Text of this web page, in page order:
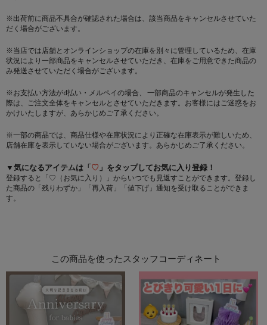
※出荷前に商品不具合が確認された場合は、該当商品をキャンセルさせていた
だく場合がございます。
※当店では店舗とオンラインショップの在庫を別々に管理しているため、在庫
状況により一部商品をキャンセルさせていただき、在庫をご用意できた商品の
み発送させていただく場合がございます。
※お支払い方法がd払い・メルペイの場合、 一部商品のキャンセルが発生した
際は、ご注文全体をキャンセルとさせていただきます。お客様にはご迷惑をお
かけいたしますが、あらかじめご了承ください。
※一部の商品では、商品仕様や在庫状況により正確な在庫表示が難しいため、
店舗在庫を表示していない場合がございます。あらかじめご了承ください。
▼気になるアイテムは「♡ 」をタップしてお気に入り登録！
登録すると「♡（お気に入り）」からいつでも見返すことができます。登録し
た商品の「残りわずか」「再入荷」「値下げ」通知を受け取ることができま
す。
この商品を使ったスタッフコーディネート